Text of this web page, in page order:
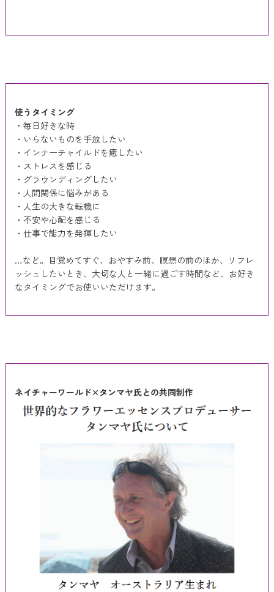
使うタイミング
・毎日好きな時
・いらないものを手放したい
・インナーチャイルドを癒したい
・ストレスを感じる
・グラウンディングしたい
・人間関係に悩みがある
・人生の大きな転機に
・不安や心配を感じる
・仕事で能力を発揮したい
…など。目覚めてすぐ、おやすみ前、瞑想の前のほか、リフレ
ッシュしたいとき、大切な人と一緒に過ごす時間など、お好き
なタイミングでお使いいただけます。
ネイチャーワールド×タンマヤ氏との共同制作